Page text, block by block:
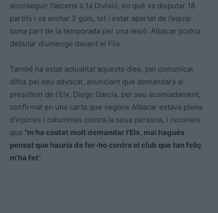
aconseguir l’ascens a 1a Divisió, en què va disputar 18
partits i va anotar 3 gols, tot i estar apartat de l’equip
bona part de la temporada per una lesió. Albacar podria
debutar diumenge davant el Flix.
També ha estat actualitat aquests dies, pel comunicat
difós pel seu advocat, anunciant que demandarà al
president de l’Elx, Diego Garcia, pel seu acomiadament,
confirmat en una carta que segons Albacar estava plena
d’injúries i calumnies contra la seua persona, i reconeix
que “m’ha costat molt demandar l’Elx, mai hagués
pensat que hauria de fer-ho contra el club que tan feliç
m’ha fet”.